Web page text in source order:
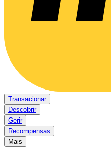
Transacionar
Descobrir
Gerir
Recompensas
Mais